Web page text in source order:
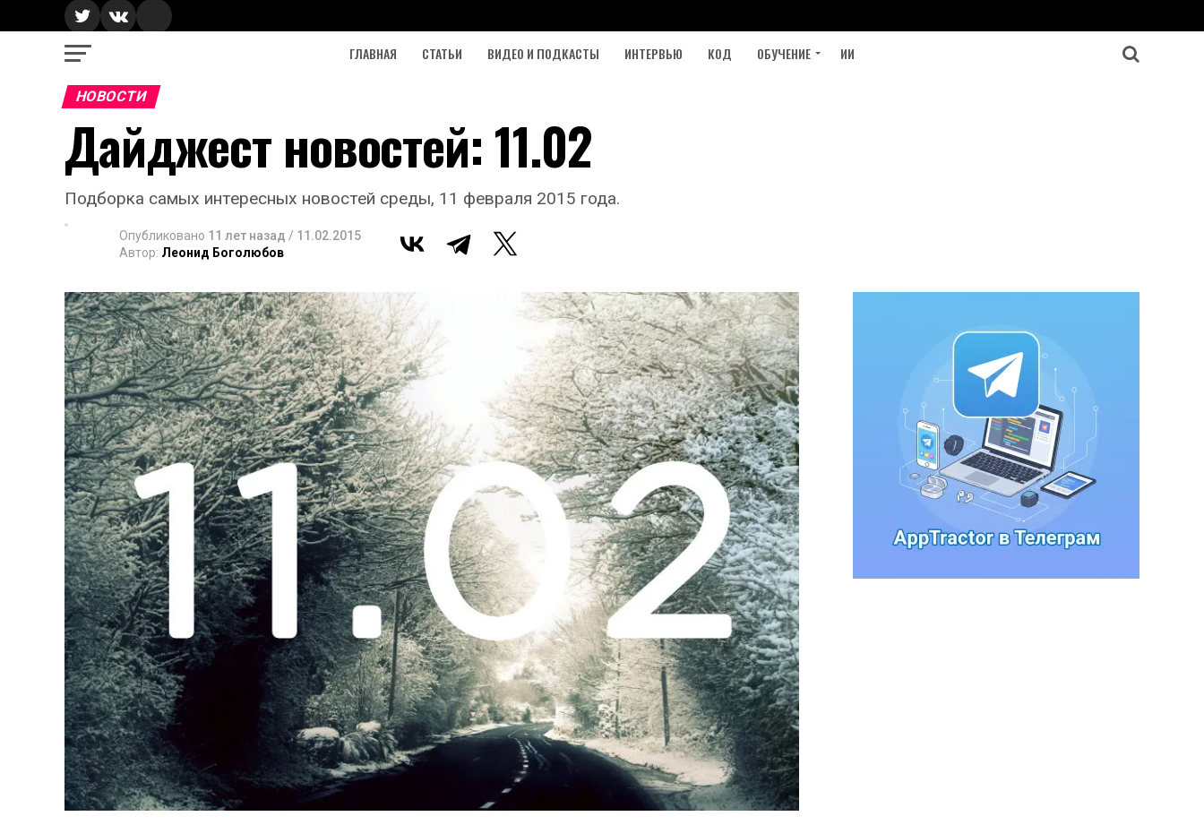
ГЛАВНАЯ СТАТЬИ ВИДЕО И ПОДКАСТЫ ИНТЕРВЬЮ КОД ОБУЧЕНИЕ ИИ
НОВОСТИ
Дайджест новостей: 11.02
Подборка самых интересных новостей среды, 11 февраля 2015 года.
Опубликовано 11 лет назад / 11.02.2015
Автор: Леонид Боголюбов